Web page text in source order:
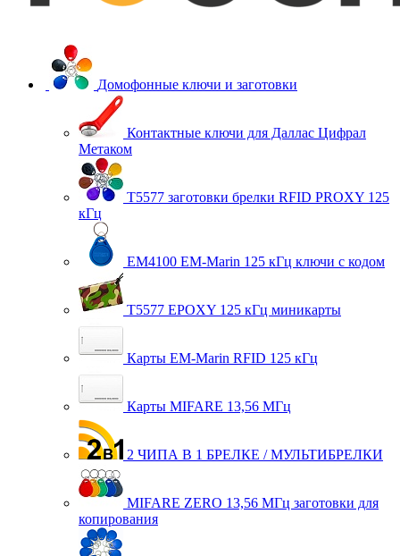
Домофонные ключи и заготовки
Контактные ключи для Даллас Цифрал
Метаком
T5577 заготовки брелки RFID PROXY 125
кГц
EM4100 EM-Marin 125 кГц ключи с кодом
T5577 EPOXY 125 кГц миникарты
Карты EM-Marin RFID 125 кГц
Карты MIFARE 13,56 МГц
2 ЧИПА В 1 БРЕЛКЕ / МУЛЬТИБРЕЛКИ
MIFARE ZERO 13,56 МГц заготовки для
копирования